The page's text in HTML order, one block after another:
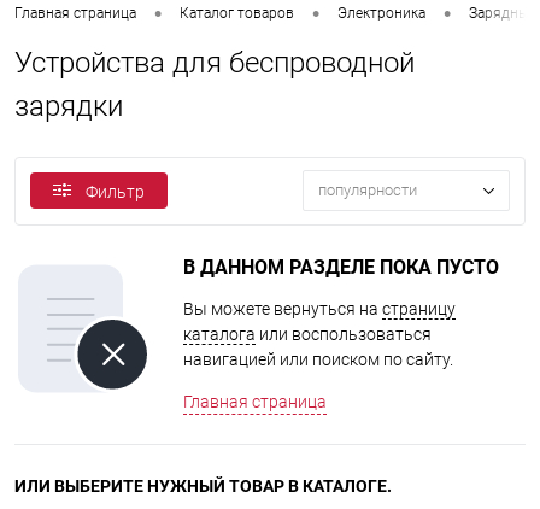
Главная страница • Каталог товаров • Электроника • Зарядные
Устройства для беспроводной
зарядки
Фильтр популярности
В ДАННОМ РАЗДЕЛЕ ПОКА ПУСТО
Вы можете вернуться на страницу
каталога или воспользоваться
навигацией или поиском по сайту.
Главная страница
ИЛИ ВЫБЕРИТЕ НУЖНЫЙ ТОВАР В КАТАЛОГЕ.